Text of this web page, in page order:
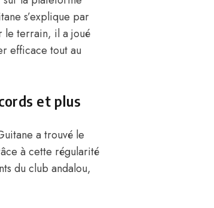
s’explique par
le terrain, il a joué
efficace tout au
et plus
a trouvé le
à cette régularité
du club andalou,